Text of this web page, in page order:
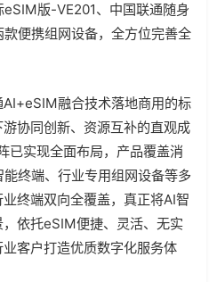
eSIM版-VE201、中国联通随身
款便携组网设备，全方位完善全
AI+eSIM融合技术落地商用的标
协同创新、资源互补的直观成
已实现全面布局，产品覆盖消
能终端、行业专用组网设备等多
终端双向全覆盖，真正将AI智
，依托eSIM便捷、灵活、无实
客户打造优质数字化服务体